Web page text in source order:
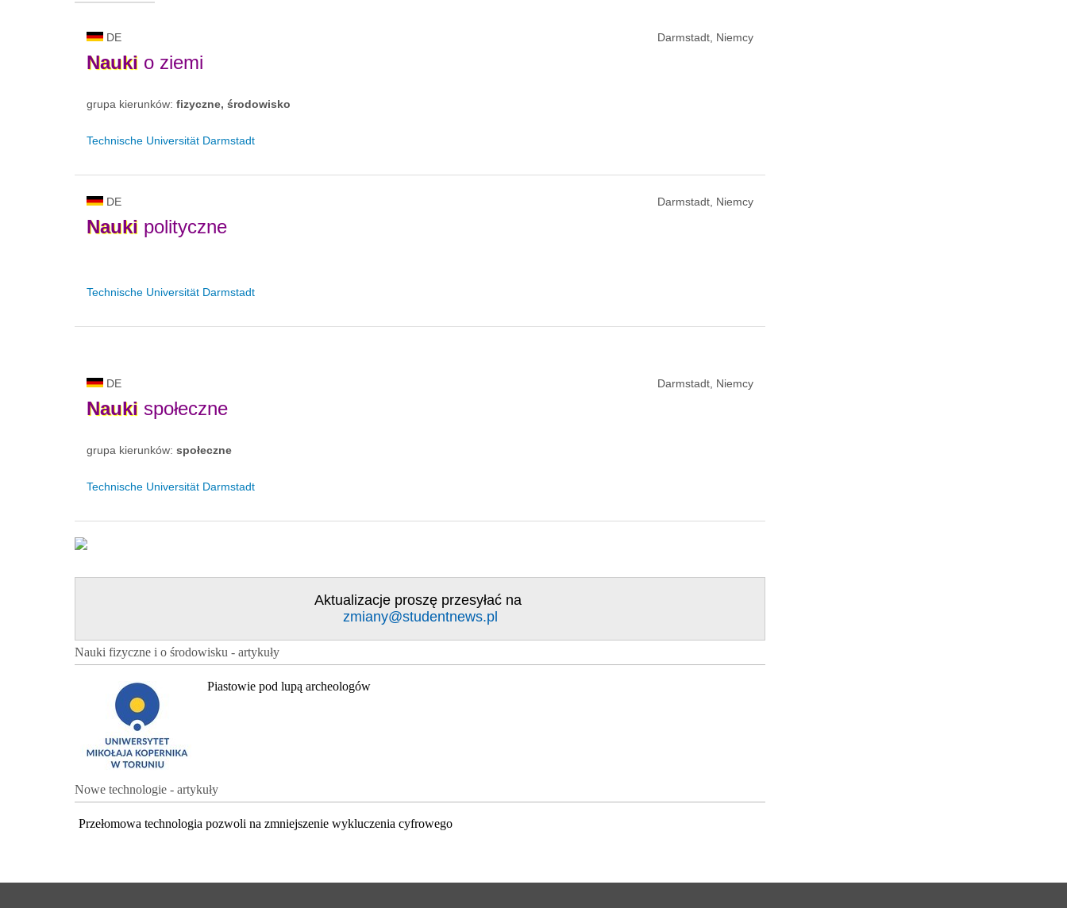
DE Darmstadt, Niemcy
Nauki o ziemi
grupa kierunków: fizyczne, środowisko
Technische Universität Darmstadt
DE Darmstadt, Niemcy
Nauki polityczne
Technische Universität Darmstadt
DE Darmstadt, Niemcy
Nauki społeczne
grupa kierunków: społeczne
Technische Universität Darmstadt
Aktualizacje proszę przesyłać na
zmiany@studentnews.pl
Nauki fizyczne i o środowisku - artykuły
Piastowie pod lupą archeologów
Nowe technologie - artykuły
Przełomowa technologia pozwoli na zmniejszenie wykluczenia cyfrowego